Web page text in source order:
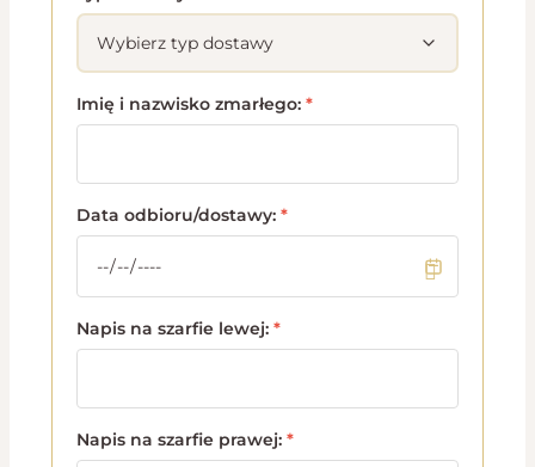
Imię i nazwisko zmarłego: *
Data odbioru/dostawy: *
Napis na szarfie lewej: *
Napis na szarfie prawej: *